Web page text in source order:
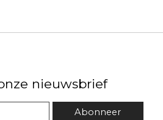
nieuwsbrief
Abonneer